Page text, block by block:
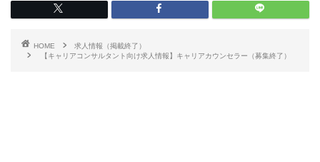
HOME
求人情報（掲載終了）
【キャリアコンサルタント向け求人情報】キャリアカウンセラー（募集終了）